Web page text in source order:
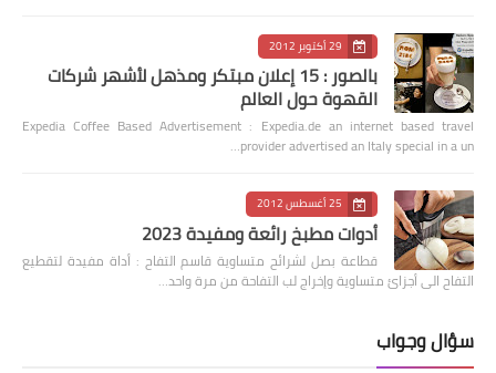
29 أكتوبر 2012
بالصور : 15 إعلان مبتكر ومذهل لأشهر شركات
القهوة حول العالم
Expedia Coffee Based Advertisement : Expedia.de an internet based travel
provider advertised an Italy special in a un…
25 أغسطس 2012
أدوات مطبخ رائعة ومفيدة 2023
قطاعة بصل لشرائح متساوية قاسم التفاح : أداة مفيدة لتقطيع
التفاح الى أجزائ متساوية وإخراج لب التفاحة من مرة واحد…
سؤال وجواب